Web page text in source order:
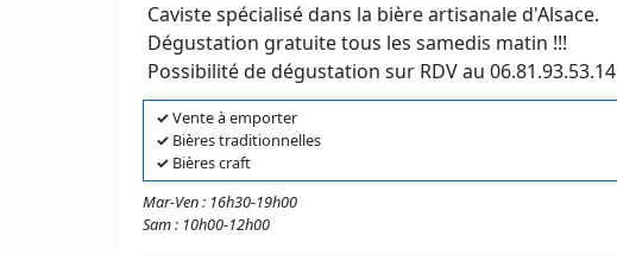
Caviste spécialisé dans la bière artisanale d'Alsace.
Dégustation gratuite tous les samedis matin !!!
Possibilité de dégustation sur RDV au 06.81.93.53.14
✓Vente à emporter
✓ Bières traditionnelles
✓ Bières craft
Mar-Ven : 16h30-19h00
Sam : 10h00-12h00